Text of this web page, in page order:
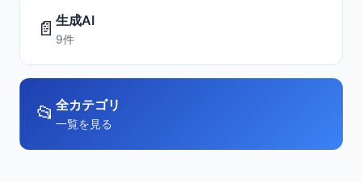
📄 生成AI
9件
📂 全カテゴリ
一覧を見る